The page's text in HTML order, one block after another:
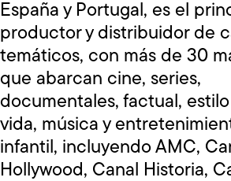
España y Portugal, es el
productor y distribuidor de
temáticos, con más de 30
que abarcan cine, series,
documentales, factual,
vida, música y
infantil, incluyendo AMC,
Hollywood, Canal Historia,